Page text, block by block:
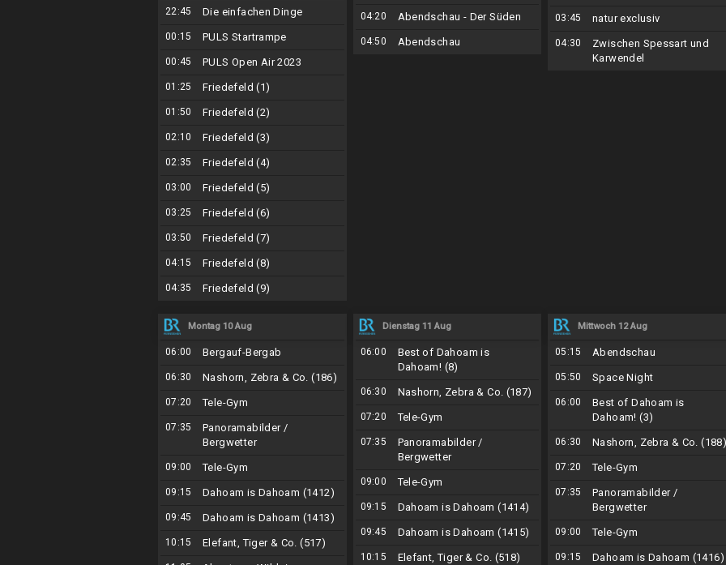
22:45 Die einfachen Dinge
00:15 PULS Startrampe
00:45 PULS Open Air 2023
01:25 Friedefeld (1)
01:50 Friedefeld (2)
02:10 Friedefeld (3)
02:35 Friedefeld (4)
03:00 Friedefeld (5)
03:25 Friedefeld (6)
03:50 Friedefeld (7)
04:15 Friedefeld (8)
04:35 Friedefeld (9)
04:20 Abendschau - Der Süden
04:50 Abendschau
03:45 natur exclusiv
04:30
Zwischen Spessart und
Karwendel
Montag 10 Aug
06:00 Bergauf-Bergab
06:30 Nashorn, Zebra & Co. (186)
07:20 Tele-Gym
07:35
Panoramabilder /
Bergwetter
09:00 Tele-Gym
09:15 Dahoam is Dahoam (1412)
09:45 Dahoam is Dahoam (1413)
10:15 Elefant, Tiger & Co. (517)
Dienstag 11 Aug
06:00
Best of Dahoam is
Dahoam! (8)
06:30 Nashorn, Zebra & Co. (187)
07:20 Tele-Gym
07:35
Panoramabilder /
Bergwetter
09:00 Tele-Gym
09:15 Dahoam is Dahoam (1414)
09:45 Dahoam is Dahoam (1415)
10:15 Elefant, Tiger & Co. (518)
Mittwoch 12 Aug
05:15 Abendschau
05:50 Space Night
06:00
Best of Dahoam is
Dahoam! (3)
06:30 Nashorn, Zebra & Co.
07:20 Tele-Gym
07:35
Panoramabilder /
Bergwetter
09:00 Tele-Gym
09:15 Dahoam is Dahoam (1416)